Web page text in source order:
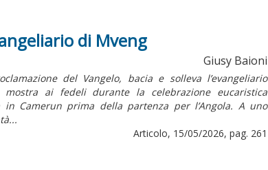
di Mveng
Giusy Baioni
del Vangelo, bacia e solleva l’evangeliario
ai fedeli durante la celebrazione eucaristica
Camerun prima della partenza per l’Angola. A uno
Articolo, 15/05/2026, pag. 261